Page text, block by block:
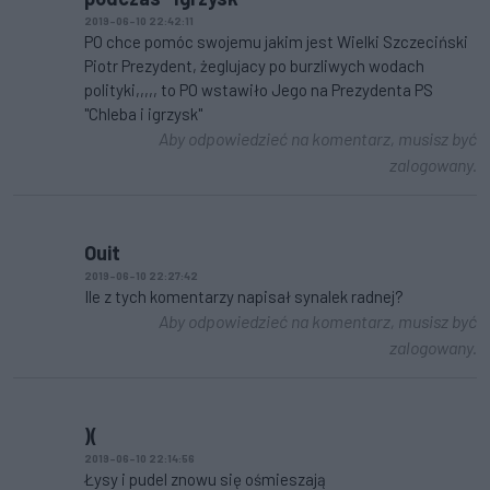
2019-06-10 22:42:11
PO chce pomóc swojemu jakim jest Wielki Szczeciński
Piotr Prezydent, żeglujacy po burzliwych wodach
polityki,,,,, to PO wstawiło Jego na Prezydenta PS
"Chleba i igrzysk"
Aby odpowiedzieć na komentarz, musisz być
zalogowany.
Ouit
2019-06-10 22:27:42
Ile z tych komentarzy napisał synalek radnej?
Aby odpowiedzieć na komentarz, musisz być
zalogowany.
)(
2019-06-10 22:14:56
Łysy i pudel znowu się ośmieszają